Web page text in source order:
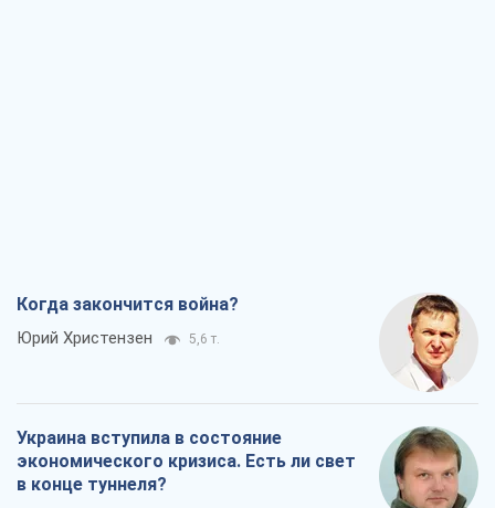
Когда закончится война?
Юрий Христензен 5,6 т.
Украина вступила в состояние
экономического кризиса. Есть ли свет
в конце туннеля?